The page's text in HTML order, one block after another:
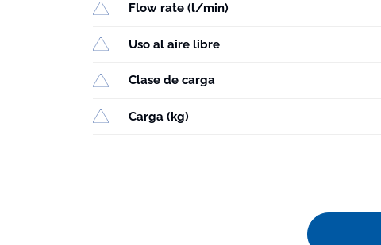
Flow rate (l/min)
Uso al aire libre
Clase de carga
Carga (kg)